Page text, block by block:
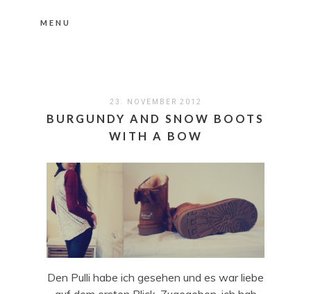
MENU
23. NOVEMBER 2012
BURGUNDY AND SNOW BOOTS
WITH A BOW
Den Pulli habe ich gesehen und es war liebe